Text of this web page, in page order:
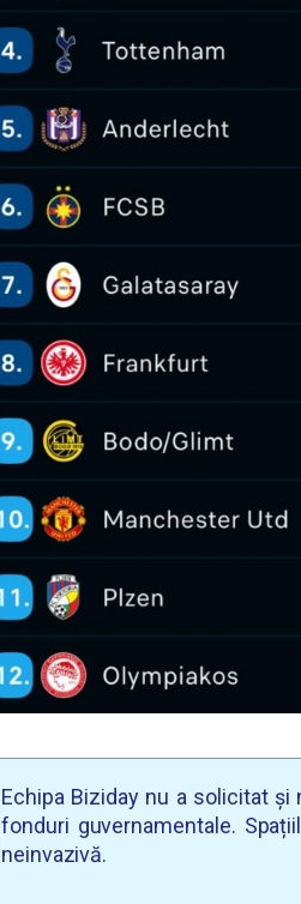
Echipa Biziday nu a solicitat
fonduri guvernamentale.
neinvazivă.